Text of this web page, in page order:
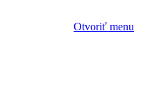
Otvoriť menu